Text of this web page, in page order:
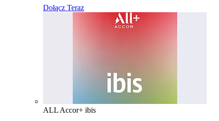
Dołącz Teraz
ALL Accor+ ibis